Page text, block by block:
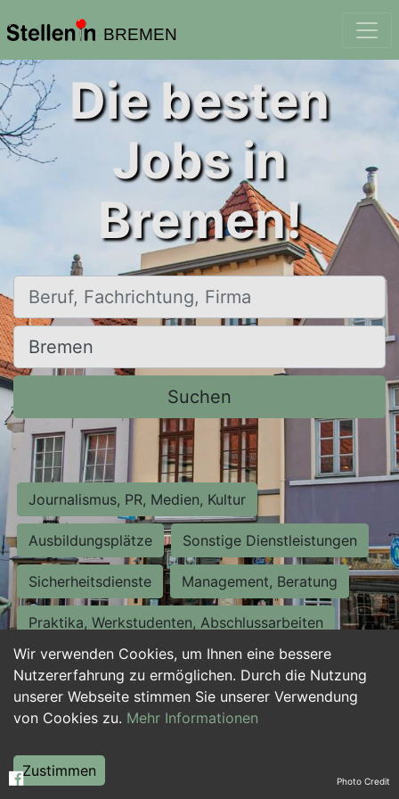
BREMEN
Wir verwenden Cookies, um Ihnen eine bessere
Nutzererfahrung zu ermöglichen. Durch die Nutzung
unserer Webseite stimmen Sie unserer Verwendung
von Cookies zu. Mehr Informationen
Zustimmen
Die besten
Jobs in
Bremen!
Beruf, Fachrichtung, Firma
Ort, Stadt
Suchen
Journalismus, PR, Medien, Kultur
Ausbildungsplätze Sonstige Dienstleistungen
Sicherheitsdienste Management, Beratung
Praktika, Werkstudenten, Abschlussarbeiten
Personalwesen Assistenz, Sekretariat
Hilfskräfte, Aushilfs- und Nebenjobs
Weiterbildung, Studium, duale Ausbildung Photo Credit